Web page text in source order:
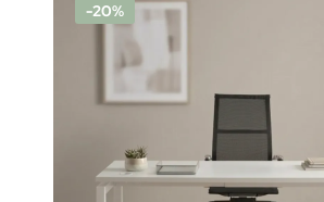
-20%